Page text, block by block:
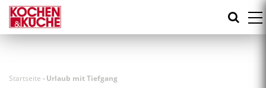
Direkt
zum
Inhalt
Startseite -Urlaub mit Tiefgang